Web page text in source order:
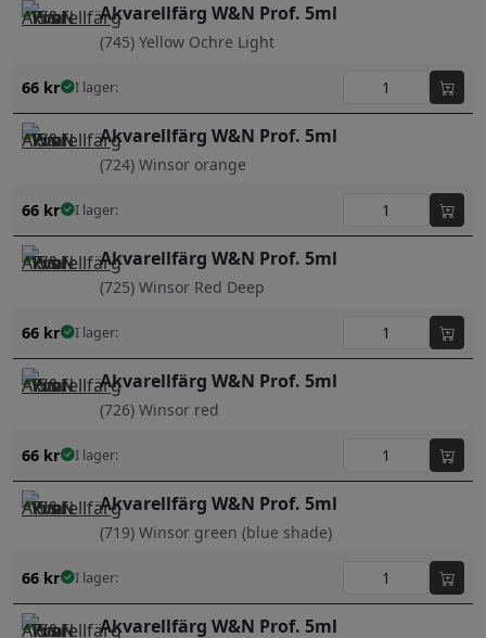
Akvarellfärg W&N Prof. 5ml
(745) Yellow Ochre Light
66 kr I lager:
Akvarellfärg W&N Prof. 5ml
(724) Winsor orange
66 kr I lager:
Akvarellfärg W&N Prof. 5ml
(725) Winsor Red Deep
66 kr I lager:
Akvarellfärg W&N Prof. 5ml
(726) Winsor red
66 kr I lager:
Akvarellfärg W&N Prof. 5ml
(719) Winsor green (blue shade)
66 kr I lager:
Akvarellfärg W&N Prof. 5ml